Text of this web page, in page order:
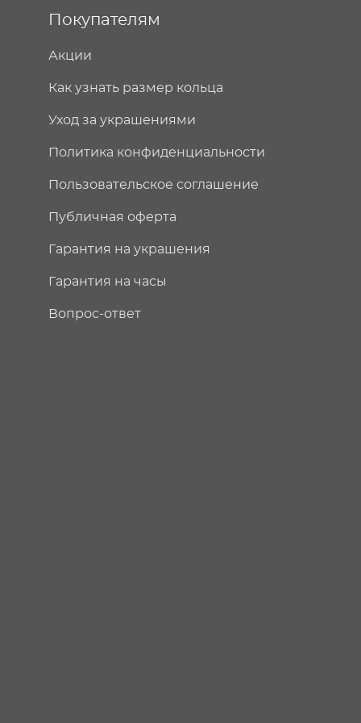
Покупателям
Акции
Как узнать размер кольца
Уход за украшениями
Политика конфиденциальности
Пользовательское соглашение
Публичная оферта
Гарантия на украшения
Гарантия на часы
Вопрос-ответ